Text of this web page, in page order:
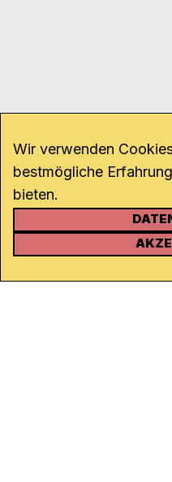
KONTAKT
Rohrerstrasse 20
Wir verwenden
bestmögliche
bieten.